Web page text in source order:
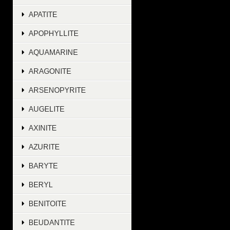
APATITE
APOPHYLLITE
AQUAMARINE
ARAGONITE
ARSENOPYRITE
AUGELITE
AXINITE
AZURITE
BARYTE
BERYL
BENITOITE
BEUDANTITE